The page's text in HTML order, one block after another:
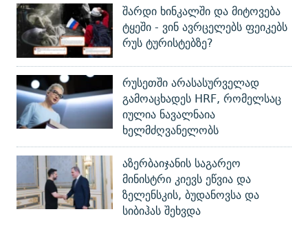
შარდი ხინკალში და მიტოვება
ტყეში - ვინ ავრცელებს ფეიკებს
რუს ტურისტებზე?
რუსეთში არასასურველად
გამოაცხადეს HRF, რომელსაც
იულია ნავალნაია
ხელმძღვანელობს
აზერბაიჯანის საგარეო
მინისტრი კიევს ეწვია და
ზელენსკის, ბუდანოვსა და
სიბიჰას შეხვდა